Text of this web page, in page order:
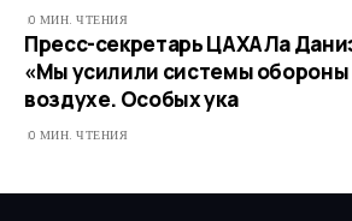
0 МИН. ЧТЕНИЯ
Пресс-секретарь ЦАХАЛа
«Мы усилили системы обороны
воздухе. Особых ука
0 МИН. ЧТЕНИЯ